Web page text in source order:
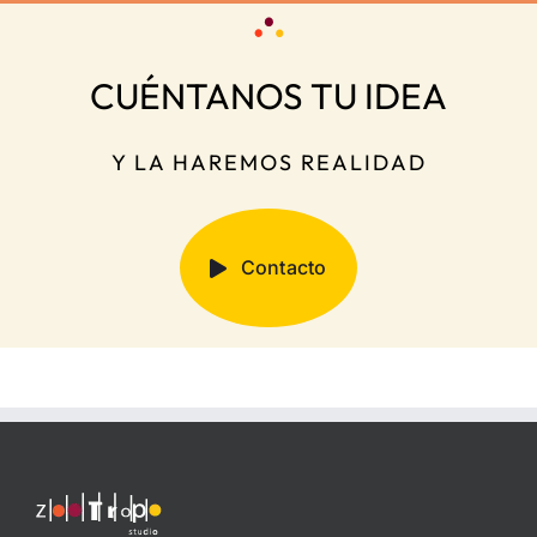
CUÉNTANOS TU IDEA
Y LA HAREMOS REALIDAD
Contacto